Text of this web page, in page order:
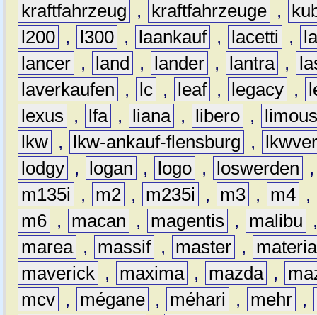
kraftfahrzeug
, kraftfahrzeuge ,
l200 , l300 , laankauf , lacetti ,
lancer , land , lander , lantra ,
laverkaufen
, lc , leaf , legacy ,
lexus
, lfa , liana , libero ,
lkw , lkw-ankauf-flensburg ,
lodgy , logan , logo , loswerden
m135i
, m2 , m235i , m3 , m4 ,
m6 , macan , magentis , malibu
marea , massif , master ,
materia
maverick , maxima , mazda ,
mcv , mégane , méhari , mehr ,